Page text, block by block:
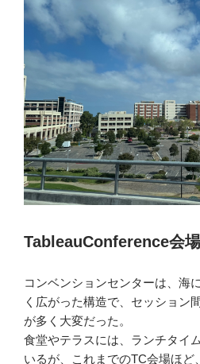
TableauConference会
コンベンションセンターは、海
く広がった構造で、セッション
が多く大変だった。
食堂やテラスには、ランチタイ
いるが、これまでのTC会場ほど